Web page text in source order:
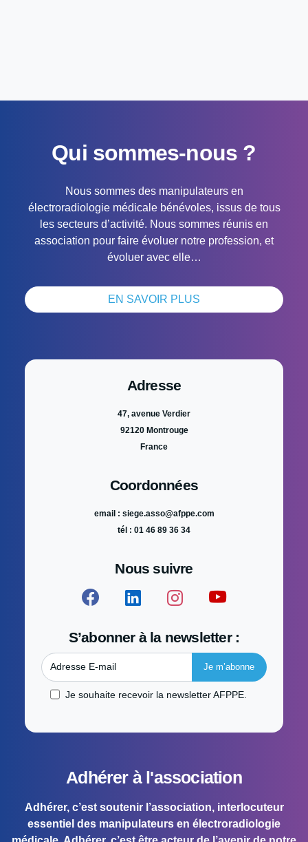
Adhérer à l'association
Adhérer, c’est soutenir l’association, interlocuteur
essentiel des manipulateurs en électroradiologie
Qui sommes-nous ?
Nous sommes des manipulateurs en
électroradiologie médicale bénévoles, issus de tous
les secteurs d’activité. Nous sommes réunis en
association pour faire évoluer notre profession, et
évoluer avec elle…
EN SAVOIR PLUS
Adresse
47, avenue Verdier
92120 Montrouge
France
Coordonnées
email : siege.asso@afppe.com
tél : 01 46 89 36 34
Nous suivre
S’abonner à la newsletter :
Adresse E-mail
Je souhaite recevoir la newsletter AFPPE.